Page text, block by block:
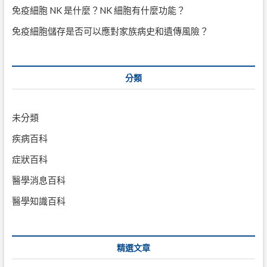
免疫細胞 NK 是什麼？NK 細胞有什麼功能？
免疫細胞儲存是否可以應對家族病史和遺傳風險？
分類
未分類
疾病百科
症狀百科
醫學消息百科
醫學知識百科
精選文章